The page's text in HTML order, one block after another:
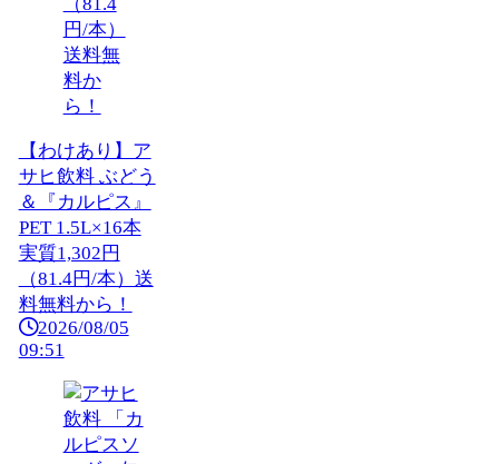
【わけあり】ア
サヒ飲料 ぶどう
＆『カルピス』
PET 1.5L×16本
実質1,302円
（81.4円/本）送
料無料から！
2026/08/05
09:51